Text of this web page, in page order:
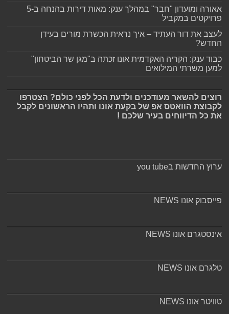
אאורה ומועדון "חבר" במהלך ענק: מאות דירות בהנחה ב-5
פרויקטים במקביל
לעצב את דור העתיד – איך נראית הכשרת מורים בעידן
החדש?
כבוד ענק: הקריה האקדמית אונו זכתה ב"מגן שר הביטחון"
למען משרתי המילואים
רוצים להשאר מעודכנים ולדעת הכל לפני כולם? הצטרפו
לקבוצת הוואטס אפ של בקעת אונו ותהיו הראשונים לקבל
את כל הדיווחים בעיר שלכם !
ערוץ החדשות בyou tube
פייסבוק אונו NEWS
אינסטגרם אונו NEWS
טלגרם אונו NEWS
טוויטר אונו NEWS